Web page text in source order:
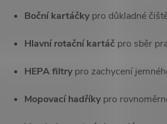
Boční kartáčky pro důkladné
Hlavní rotační kartáč pro sběr
HEPA filtrypro zachycení
Mopovací hadříky pro